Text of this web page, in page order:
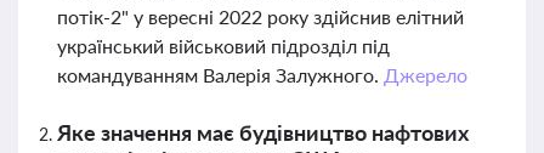
потік-2" у вересні 2022 року здійснив елітний
український військовий підрозділ під
командуванням Валерія Залужного. Джерело
Яке значення має будівництво нафтових